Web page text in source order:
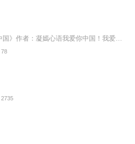
78
2735